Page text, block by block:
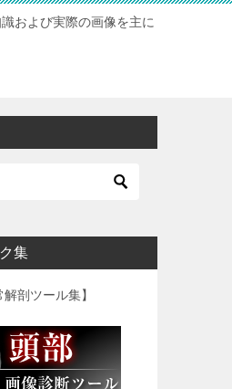
および実際の画像を主に
集
解剖ツール集】